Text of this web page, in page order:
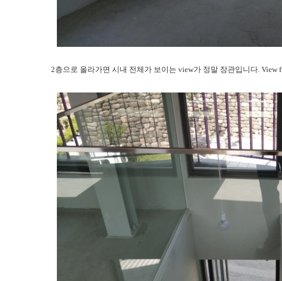
2층으로 올라가면 시내 전체가 보이는 view가 정말 장관입니다. View